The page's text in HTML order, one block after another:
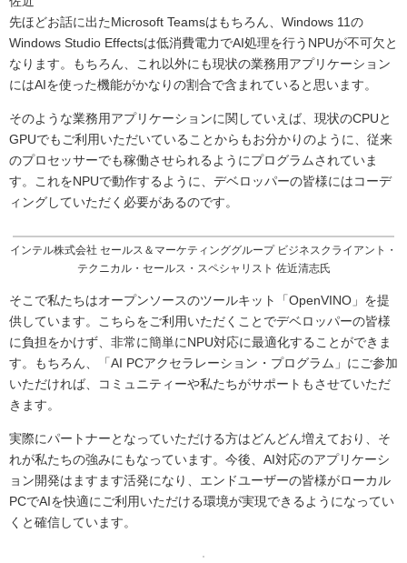
先ほどお話に出たMicrosoft Teamsはもちろん、Windows 11の
Windows Studio Effectsは低消費電力でAI処理を行うNPUが不可欠と
なります。もちろん、これ以外にも現状の業務用アプリケーション
にはAIを使った機能がかなりの割合で含まれていると思います。
そのような業務用アプリケーションに関していえば、現状のCPUと
GPUでもご利用いただいていることからもお分かりのように、従来
のプロセッサーでも稼働させられるようにプログラムされていま
す。これをNPUで動作するように、デベロッパーの皆様にはコーデ
ィングしていただく必要があるのです。
インテル株式会社 セールス＆マーケティンググループ ビジネスクライアント・
テクニカル・セールス・スペシャリスト 佐近清志氏
そこで私たちはオープンソースのツールキット「OpenVINO」を提
供しています。こちらをご利用いただくことでデベロッパーの皆様
に負担をかけず、非常に簡単にNPU対応に最適化することができま
す。もちろん、「AI PCアクセラレーション・プログラム」にご参加
いただければ、コミュニティーや私たちがサポートもさせていただ
きます。
実際にパートナーとなっていただける方はどんどん増えており、そ
れが私たちの強みにもなっています。今後、AI対応のアプリケーシ
ョン開発はますます活発になり、エンドユーザーの皆様がローカル
PCでAIを快適にご利用いただける環境が実現できるようになってい
くと確信しています。